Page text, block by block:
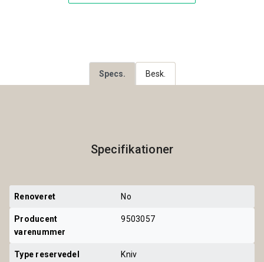
Specs. Besk.
Specifikationer
Renoveret No
Producent
varenummer
9503057
Type reservedel Kniv